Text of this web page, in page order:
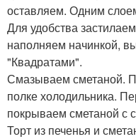
оставляем. Одним
Для удобства
наполняем начинкой,
"Квадратами".
Смазываем сметаной.
полке холодильника.
покрываем сметаной с
Торт из печенья и